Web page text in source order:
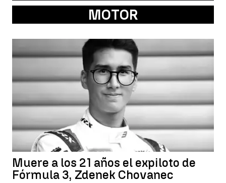
MOTOR
Muere a los 21 años el expiloto de
Fórmula 3, Zdenek Chovanec